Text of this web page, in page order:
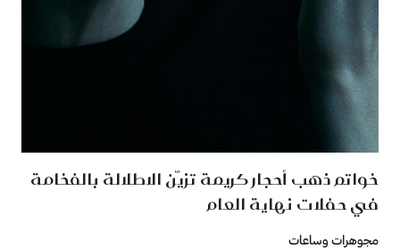
خواتم ذهب أحجار كريمة تزيّن الاطلالة بالفخامة
في حفلات نهاية العام
مجوهرات وساعات